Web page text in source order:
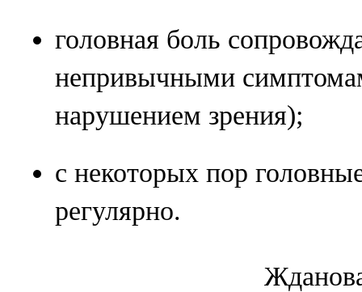
головная боль
непривычными
нарушением зрения);
с некоторых пор
регулярно.